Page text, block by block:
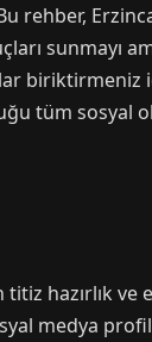
rehber,
sunmayı
tüm
hazırlık
medya